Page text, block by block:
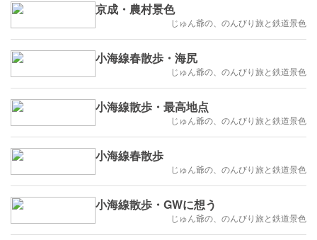
京成・農村景色
じゅん爺の、のんびり旅と鉄道景色
小海線春散歩・海尻
じゅん爺の、のんびり旅と鉄道景色
小海線散歩・最高地点
じゅん爺の、のんびり旅と鉄道景色
小海線春散歩
じゅん爺の、のんびり旅と鉄道景色
小海線散歩・GWに想う
じゅん爺の、のんびり旅と鉄道景色